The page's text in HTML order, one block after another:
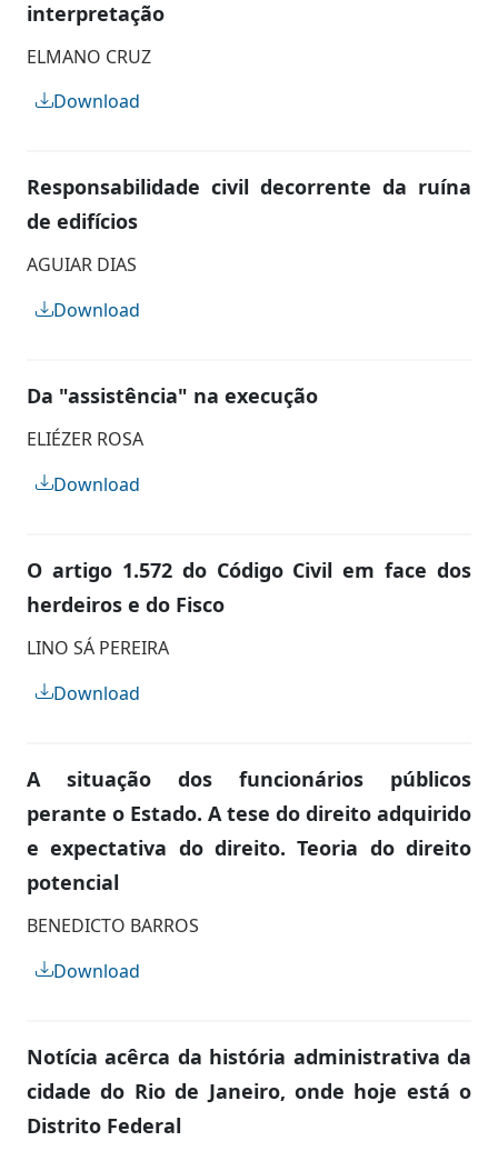
interpretação
ELMANO CRUZ
Download
Responsabilidade civil decorrente da ruína
de edifícios
AGUIAR DIAS
Download
Da "assistência" na execução
ELIÉZER ROSA
Download
O artigo 1.572 do Código Civil em face dos
herdeiros e do Fisco
LINO SÁ PEREIRA
Download
A situação dos funcionários públicos
perante o Estado. A tese do direito adquirido
e expectativa do direito. Teoria do direito
potencial
BENEDICTO BARROS
Download
Notícia acêrca da história administrativa da
cidade do Rio de Janeiro, onde hoje está o
Distrito Federal